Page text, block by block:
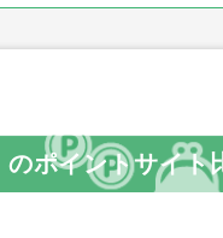
ポイントサイト